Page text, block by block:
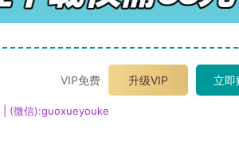
VIP免费 升级VIP 立即
| (微信):guoxueyouke